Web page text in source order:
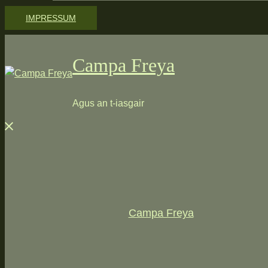
IMPRESSUM
Campa Freya
Agus an t-iasgair
Menü
Campa Freya